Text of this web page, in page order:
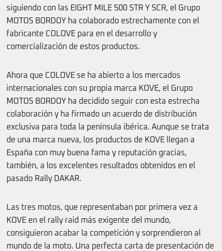
siguiendo con las EIGHT MILE 500 STR Y SCR, el Grupo
MOTOS BORDOY ha colaborado estrechamente con el
fabricante COLOVE para en el desarrollo y
comercialización de estos productos.
Ahora que COLOVE se ha abierto a los mercados
internacionales con su propia marca KOVE, el Grupo
MOTOS BORDOY ha decidido seguir con esta estrecha
colaboración y ha firmado un acuerdo de distribución
exclusiva para toda la península ibérica. Aunque se trata
de una marca nueva, los productos de KOVE llegan a
España con muy buena fama y reputación gracias,
también, a los excelentes resultados obtenidos en el
pasado Rally DAKAR.
Las tres motos, que representaban por primera vez a
KOVE en el rally raid más exigente del mundo,
consiguieron acabar la competición y sorprendieron al
mundo de la moto. Una perfecta carta de presentación de